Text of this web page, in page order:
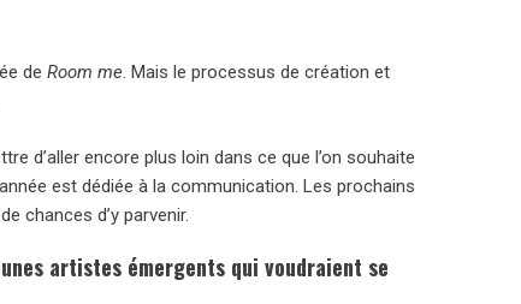
deRoom me. Mais le processus de création et
d’aller encore plus loin dans ce que l’on souhaite
est dédiée à la communication. Les prochains
chances d’y parvenir.
artistes émergents qui voudraient se